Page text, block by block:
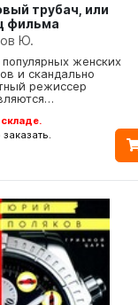
трубач, или
фильма
Ю.
женских
и скандально
режиссер